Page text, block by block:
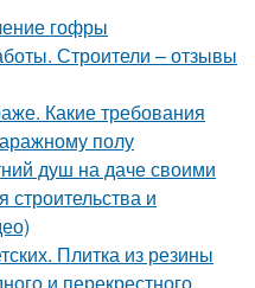
гофры
Строители – отзывы
Какие требования
полу
душ на даче своими
строительства и
Плитка из резины
и перекрестного